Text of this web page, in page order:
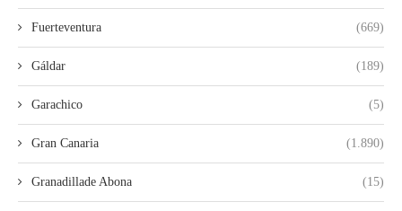
Fuerteventura (669)
Gáldar (189)
Garachico (5)
Gran Canaria (1.890)
Granadillade Abona (15)